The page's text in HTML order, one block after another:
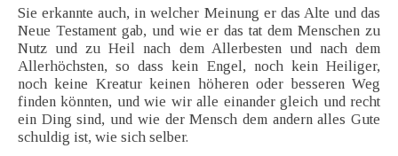
Sie erkannte auch, in welcher Meinung er das Alte und das
Neue Testament gab, und wie er das tat dem Menschen zu
Nutz und zu Heil nach dem Allerbesten und nach dem
Allerhöchsten, so dass kein Engel, noch kein Heiliger,
noch keine Kreatur keinen höheren oder besseren Weg
finden könnten, und wie wir alle einander gleich und recht
ein Ding sind, und wie der Mensch dem andern alles Gute
schuldig ist, wie sich selber.